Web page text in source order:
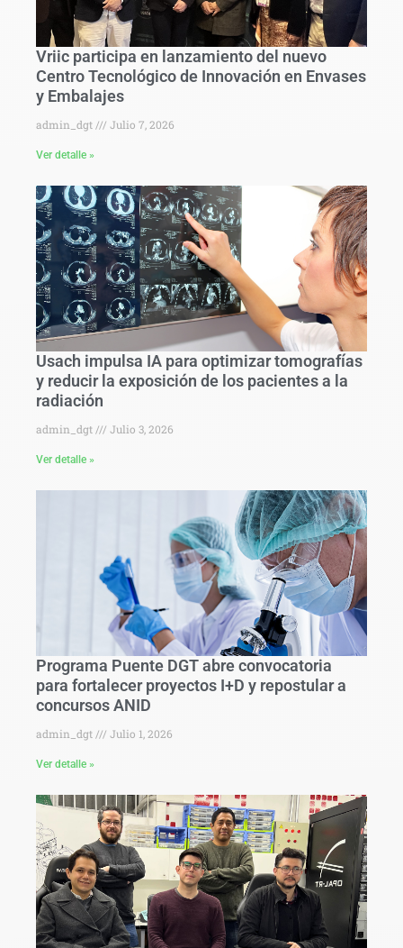
Vriic participa en lanzamiento del nuevo
Centro Tecnológico de Innovación en Envases
y Embalajes
admin_dgt Julio 7, 2026
Ver detalle »
Usach impulsa IA para optimizar tomografías
y reducir la exposición de los pacientes a la
radiación
admin_dgt Julio 3, 2026
Ver detalle »
Programa Puente DGT abre convocatoria
para fortalecer proyectos I+D y repostular a
concursos ANID
admin_dgt Julio 1, 2026
Ver detalle »